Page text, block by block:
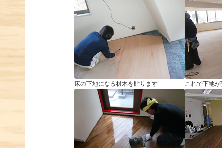
床の下地になる材木を貼ります これで下地が